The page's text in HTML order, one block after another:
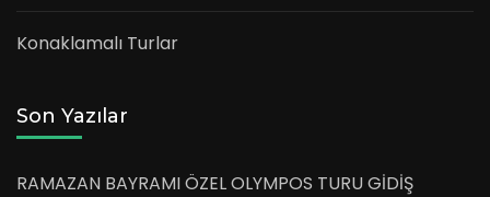
Konaklamalı Turlar
Son Yazılar
RAMAZAN BAYRAMI ÖZEL OLYMPOS TURU GİDİŞ